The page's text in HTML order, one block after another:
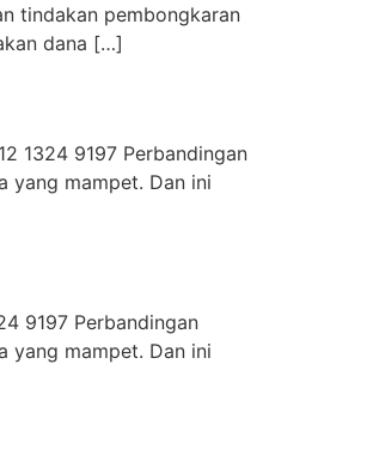
tindakan pembongkaran
dana […]
1324 9197 Perbandingan
yang mampet. Dan ini
9197 Perbandingan
yang mampet. Dan ini